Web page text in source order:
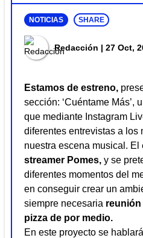
NOTICIAS SHARE
Redacción | 27 Oct,
Estamos de estreno,
sección: ‘Cuéntame Más’,
que mediante Instagram
diferentes entrevistas a los
nuestra escena musical. El
streamer Pomes, y se
diferentes momentos del
en conseguir crear un
siempre necesaria reunión
pizza de por medio.
En este proyecto se